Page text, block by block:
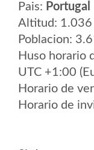
Pais: Portugal
Altitud: 1.036
Poblacion:
Huso horario
UTC +1:00
Horario de
Horario de